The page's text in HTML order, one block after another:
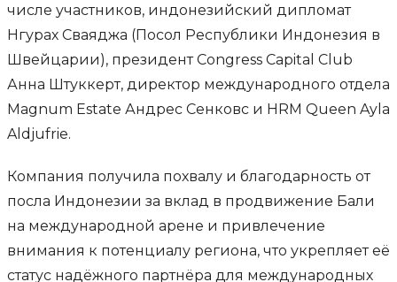
числе участников, индонезийский дипломат
Нгурах Сваяджа (Посол Республики Индонезия в
Швейцарии), президент Congress Capital Club
Анна Штуккерт, директор международного отдела
Magnum Estate Андрес Сенковс и HRM Queen Ayla
Aldjufrie.
Компания получила похвалу и благодарность от
посла Индонезии за вклад в продвижение Бали
на международной арене и привлечение
внимания к потенциалу региона, что укрепляет её
статус надёжного партнёра для международных